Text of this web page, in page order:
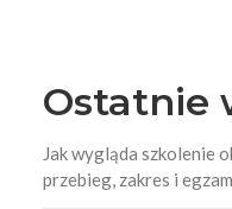
Ostatnie
Jak wygląda szkolenie
przebieg, zakres i